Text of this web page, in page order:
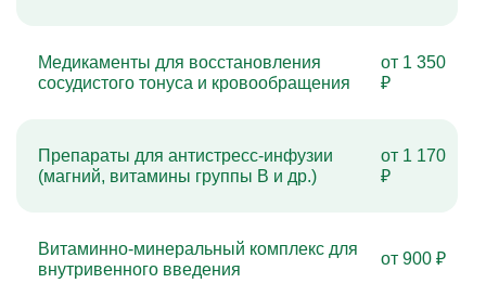
Медикаменты для восстановления
сосудистого тонуса и кровообращения
от 1 350
₽
Препараты для антистресс-инфузии
(магний, витамины группы B и др.)
от 1 170
₽
Витаминно-минеральный комплекс для
внутривенного введения
от 900 ₽